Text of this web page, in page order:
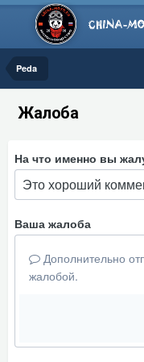
Peda
Жалоба
На что именно вы
Ваша жалоба
Дополнительно
жалобой.